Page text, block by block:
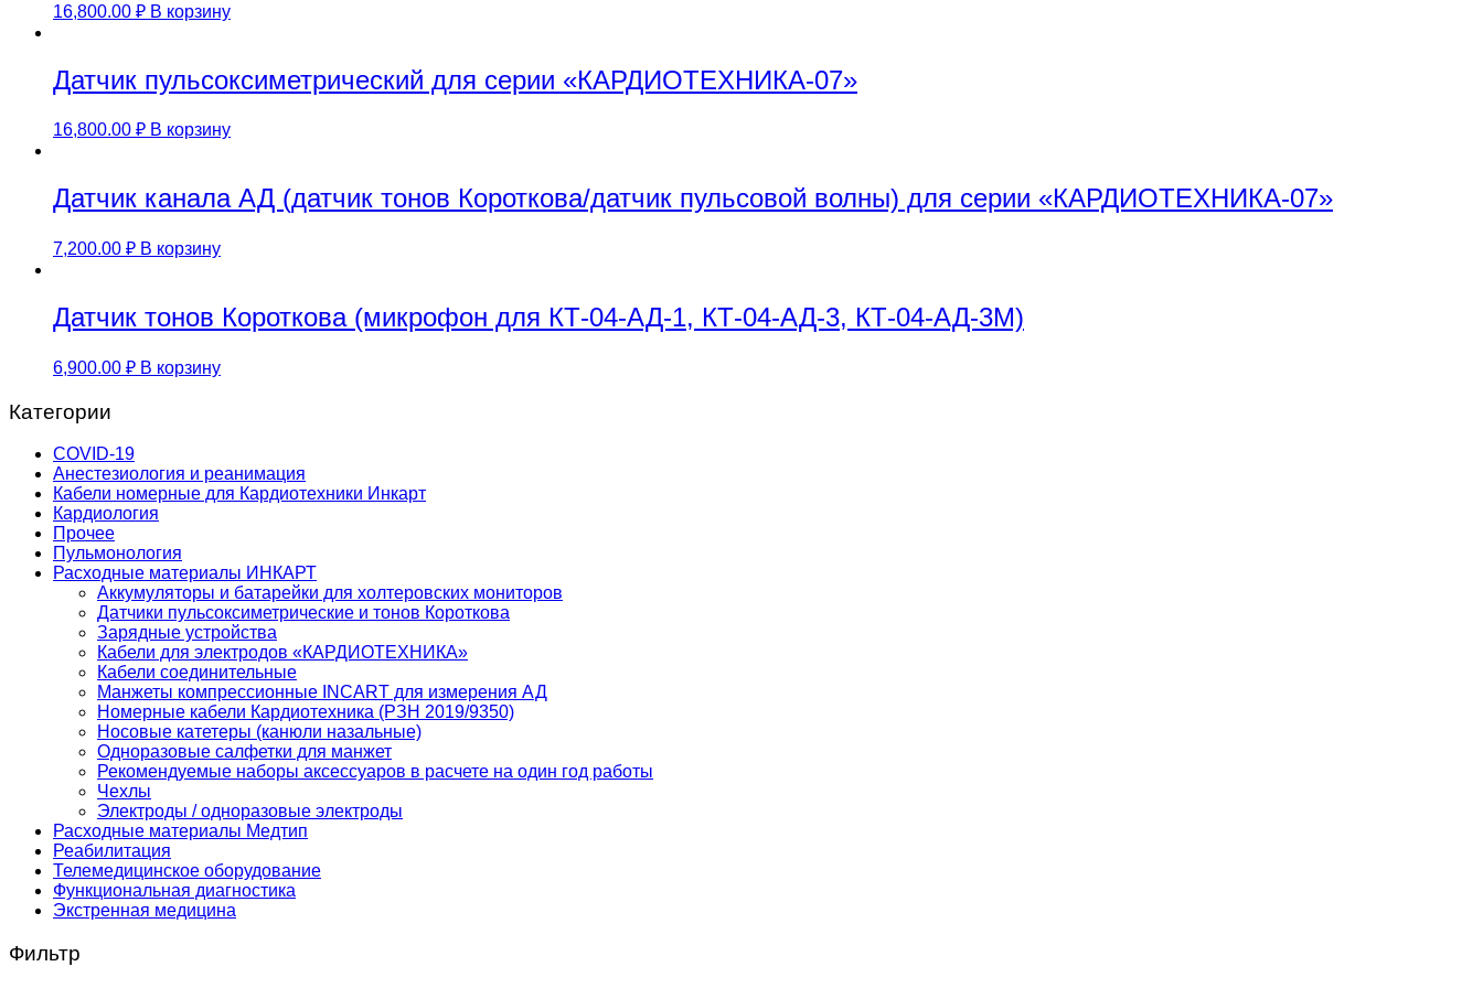
16,800.00 ₽ В корзину
Датчик пульсоксиметрический для серии «КАРДИОТЕХНИКА-07»
16,800.00 ₽ В корзину
Датчик канала АД (датчик тонов Короткова/датчик пульсовой волны) для серии «КАРДИОТЕХНИКА-07»
7,200.00 ₽ В корзину
Датчик тонов Короткова (микрофон для КТ-04-АД-1, КТ-04-АД-3, КТ-04-АД-3М)
6,900.00 ₽ В корзину
Категории
COVID-19
Анестезиология и реанимация
Кабели номерные для Кардиотехники Инкарт
Кардиология
Прочее
Пульмонология
Расходные материалы ИНКАРТ
Аккумуляторы и батарейки для холтеровских мониторов
Датчики пульсоксиметрические и тонов Короткова
Зарядные устройства
Кабели для электродов «КАРДИОТЕХНИКА»
Кабели соединительные
Манжеты компрессионные INCART для измерения АД
Номерные кабели Кардиотехника (РЗН 2019/9350)
Носовые катетеры (канюли назальные)
Одноразовые салфетки для манжет
Рекомендуемые наборы аксессуаров в расчете на один год работы
Чехлы
Электроды / одноразовые электроды
Расходные материалы Медтип
Реабилитация
Телемедицинское оборудование
Функциональная диагностика
Экстренная медицина
Фильтр